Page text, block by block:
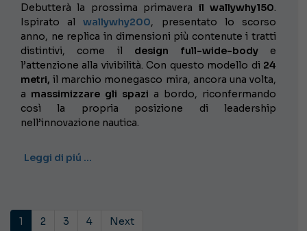
Debutterà la prossima primavera il wallywhy150.
Ispirato alwallywhy200, presentato lo scorso
anno, ne replica in dimensioni più contenute i tratti
distintivi, come il design full-wide-bodye
l’attenzione alla vivibilità. Con questo modello di 24
metri, il marchio monegasco mira, ancora una volta,
a massimizzare gli spazi a bordo, riconfermando
così la propria posizione di leadership
nell’innovazione nautica.
Leggi di piú …
1 2 3 4 Next